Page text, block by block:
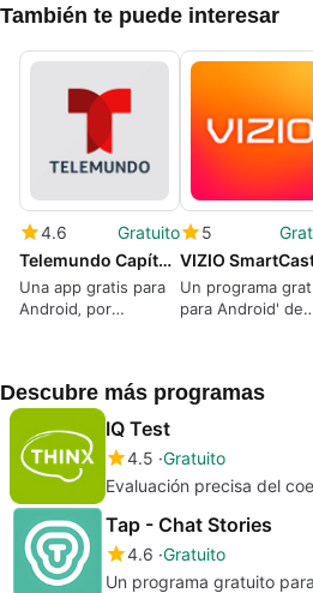
También te puede interesar
4.6
Gratuito
Telemundo Capítulos Completos
Una app gratis para
Android‚ por
5
VIZIO
Un programa
para Android' de
Descubre más programas
IQ Test
4.5 Gratuito
Evaluación precisa del
Tap - Chat Stories
4.6 Gratuito
Un programa gratuito